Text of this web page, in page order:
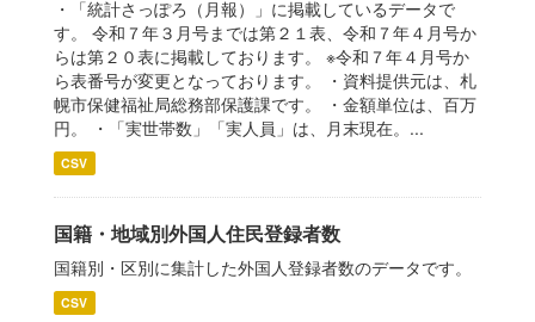
・「統計さっぽろ（月報）」に掲載しているデータで
す。 令和７年３月号までは第２１表、令和７年４月号か
らは第２０表に掲載しております。 ※令和７年４月号か
ら表番号が変更となっております。 ・資料提供元は、札
幌市保健福祉局総務部保護課です。 ・金額単位は、百万
円。 ・「実世帯数」「実人員」は、月末現在。...
CSV
国籍・地域別外国人住民登録者数
国籍別・区別に集計した外国人登録者数のデータです。
CSV